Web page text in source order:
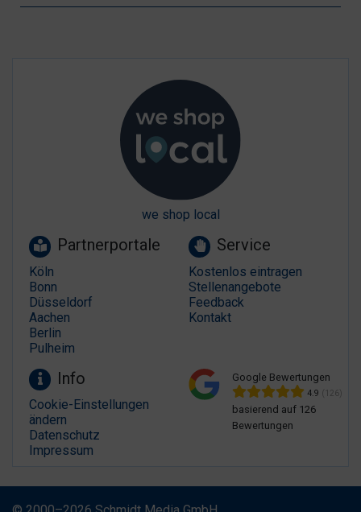
we shop local
Partnerportale
Köln
Bonn
Düsseldorf
Aachen
Berlin
Pulheim
Service
Kostenlos eintragen
Stellenangebote
Feedback
Kontakt
Info
Cookie-Einstellungen
ändern
Datenschutz
Impressum
Google Bewertungen
4.9 (126)
basierend auf 126
Bewertungen